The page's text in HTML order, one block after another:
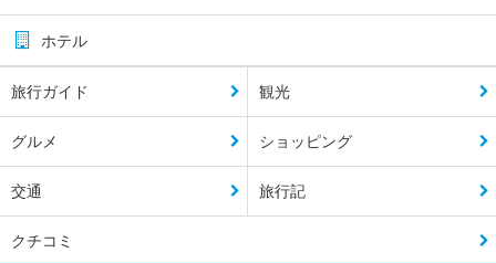
ホテル
旅行ガイド 観光
グルメ ショッピング
交通 旅行記
クチコミ